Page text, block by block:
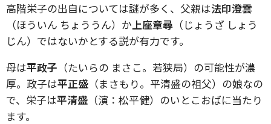
高階栄子の出自については謎が多く、父親は法印澄雲
（ほういん ちょううん）か上座章尋 （じょうざ しょう
じん）ではないかとする説が有力です。
母は平政子 （たいらの まさこ。若狭局）の可能性が濃
厚。政子は平正盛 （まさもり。平清盛の祖父）の娘なの
で、栄子は平清盛 （演：松平健）のいとこおばに当たり
ます。